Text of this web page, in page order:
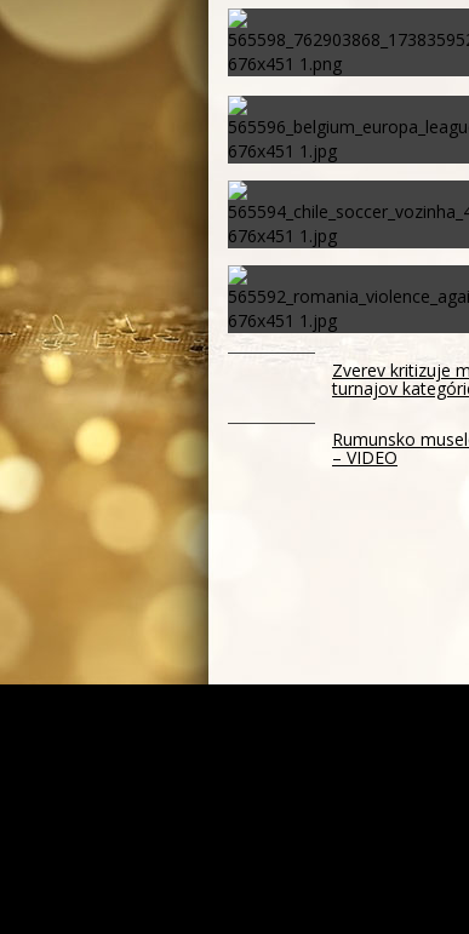
Zverev kritizuje
turnajov
Rumunsko
– VIDEO